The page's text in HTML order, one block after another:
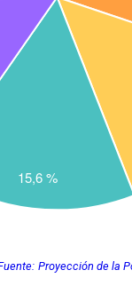
Proyección de la